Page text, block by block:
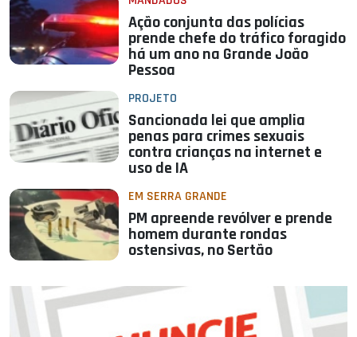
Ação conjunta das polícias
prende chefe do tráfico foragido
há um ano na Grande João
Pessoa
PROJETO
Sancionada lei que amplia
penas para crimes sexuais
contra crianças na internet e
uso de IA
EM SERRA GRANDE
PM apreende revólver e prende
homem durante rondas
ostensivas, no Sertão